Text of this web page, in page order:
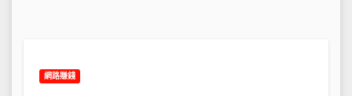
網路賺錢